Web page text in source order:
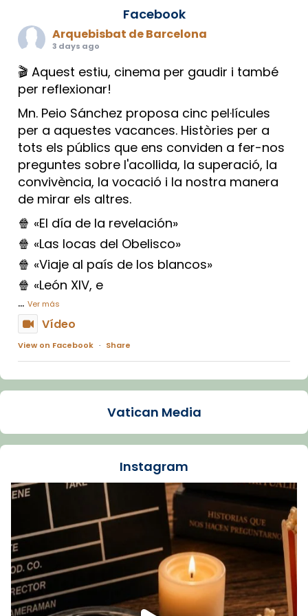
Facebook
Arquebisbat de Barcelona
3 days ago
🎬 Aquest estiu, cinema per gaudir i també
per reflexionar!
Mn. Peio Sánchez proposa cinc pel·lícules
per a aquestes vacances. Històries per a
tots els públics que ens conviden a fer-nos
preguntes sobre l'acollida, la superació, la
convivència, la vocació i la nostra manera
de mirar els altres.
🍿 «El día de la revelación»
🍿 «Las locas del Obelisco»
🍿 «Viaje al país de los blancos»
🍿 «León XIV, e
... Ver más
Vídeo
View on Facebook · Share
Arquebisbat de Barcelona
La Carmina va patir depressió. Fa gairebé
dos mesos, a l'Estadi Lluís Companys, la
Recupera l'entrevista comp
Vatican
tican News 👇
www.vaticannews.va/es/iglesia/news/2026-
07/carmina-historia-depresion-papa-viaje-
espana-testimoni...
Foto
Vatican Media
Instagram